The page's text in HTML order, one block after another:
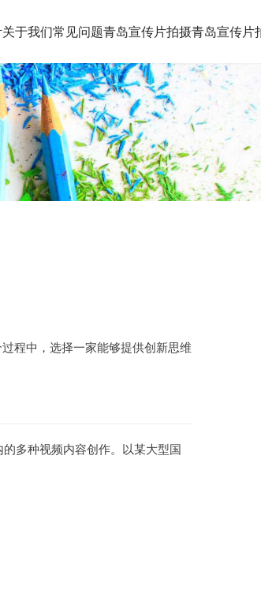
关于我们常见问题青岛宣传片拍摄青岛宣传片
程中，选择一家能够提供创新思维
多种视频内容创作。以某大型国